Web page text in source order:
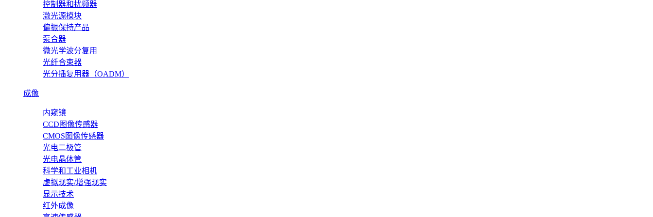
控制器和扰频器
激光源模块
偏振保持产品
泵合器
微光学波分复用
光纤合束器
光分插复用器（OADM）
成像
内窥镜
CCD图像传感器
CMOS图像传感器
光电二极管
光电晶体管
科学和工业相机
虚拟现实/增强现实
显示技术
红外成像